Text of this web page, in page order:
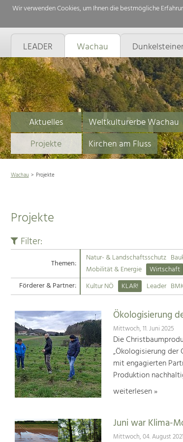
Wir verwenden Cookies, um Ihnen die bestmögliche
LEADER Wachau
Aktuelles Weltkulturerbe Wachau
Projekte
Kirchen am Fluss
Wachau Projekte
Projekte
Filter:
Themen: Natur- & Landschaftsschutz
Mobilität & Energie
Wirtschaft
Förderer & Partner:
Kultur NÖ KLAR! Leader
Ökologisierung
Mittwoch, 11. Juni 2025
Die
„Ökologisierung
mit engagierten
Produktion
weiterlesen »
Juni war Klima-
Mittwoch, 04. August 2021